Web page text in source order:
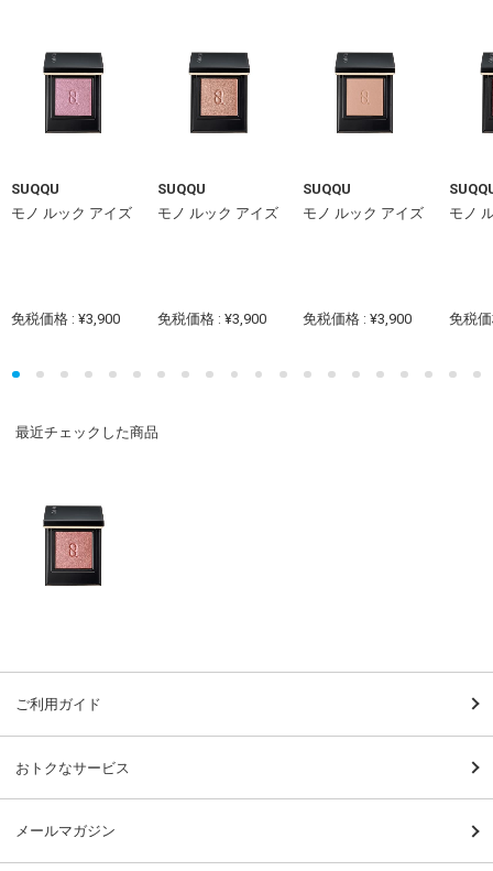
SUQQU
モノ ルック アイズ
免税価格 : ¥3,900
SUQQU
モノ ルック アイズ
免税価格 : ¥3,900
SUQQU
モノ ルック アイズ
免税価格 : ¥3,900
モノ
免税
最近チェックした商品
ご利用ガイド
おトクなサービス
メールマガジン